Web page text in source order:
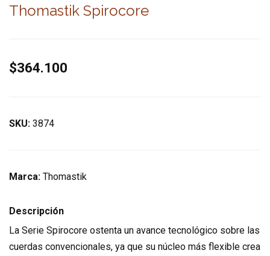
Thomastik Spirocore
$364.100
SKU: 3874
Marca: Thomastik
Descripción
La Serie Spirocore ostenta un avance tecnológico sobre las
cuerdas convencionales, ya que su núcleo más flexible crea